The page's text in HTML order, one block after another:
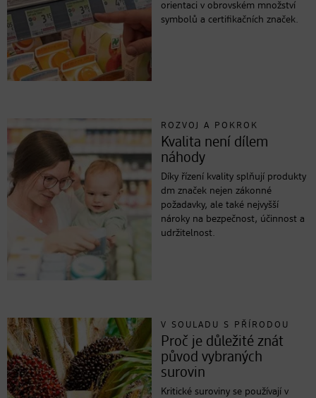
orientaci v obrovském množství
symbolů a certifikačních značek.
ROZVOJ A POKROK
Kvalita není dílem
náhody
Díky řízení kvality splňují produkty
dm značek nejen zákonné
požadavky, ale také nejvyšší
nároky na bezpečnost, účinnost a
udržitelnost.
V SOULADU S PŘÍRODOU
Proč je důležité znát
původ vybraných
surovin
Kritické suroviny se používají v